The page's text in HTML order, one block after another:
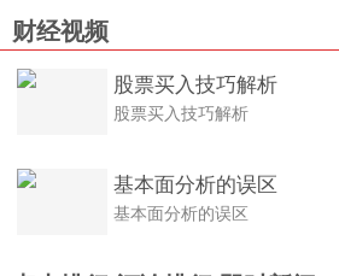
财经视频
股票买入技巧解析
股票买入技巧解析
基本面分析的误区
基本面分析的误区